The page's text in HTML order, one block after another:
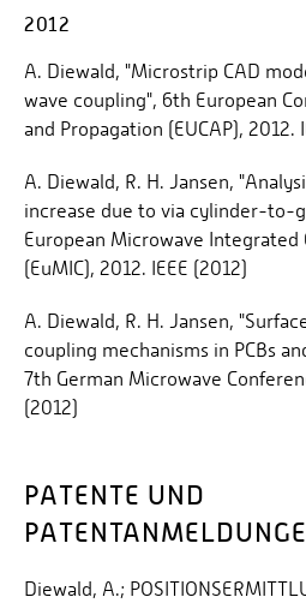
2012
A. Diewald, "Microstrip CAD
wave coupling", 6th European
and Propagation (EUCAP), 2012.
A. Diewald, R. H. Jansen,
increase due to via cylinder-to-
European Microwave Integrated
(EuMIC), 2012. IEEE (2012)
A. Diewald, R. H. Jansen,
coupling mechanisms in PCBs
7th German Microwave
(2012)
PATENTE UND
Diewald, A.;